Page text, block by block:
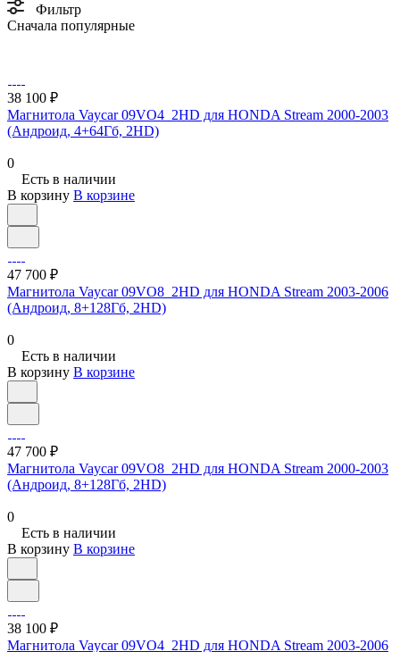
Фильтр
Сначала популярные
38 100 ₽
Магнитола Vaycar 09VO4_2HD для HONDA Stream 2000-2003
(Андроид, 4+64Гб, 2HD)
0
Есть в наличии
В корзину В корзине
47 700 ₽
Магнитола Vaycar 09VO8_2HD для HONDA Stream 2003-2006
(Андроид, 8+128Гб, 2HD)
0
Есть в наличии
В корзину В корзине
47 700 ₽
Магнитола Vaycar 09VO8_2HD для HONDA Stream 2000-2003
(Андроид, 8+128Гб, 2HD)
0
Есть в наличии
В корзину В корзине
38 100 ₽
Магнитола Vaycar 09VO4_2HD для HONDA Stream 2003-2006